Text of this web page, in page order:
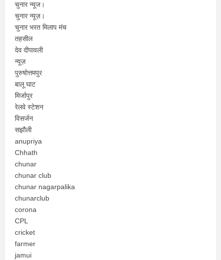
चुनार न्यूज।
चुनार न्यूज़।
चुनार भरत मिलाप मंच
तहसील
देव दीपावली
न्यूज़
पुरुषोत्तमपुर
बालू घाट
मिर्जापुर
रेलवे स्टेशन
विसर्जन
सझौली
anupriya
Chhath
chunar
chunar club
chunar nagarpalika
chunarclub
corona
CPL
cricket
farmer
jamui